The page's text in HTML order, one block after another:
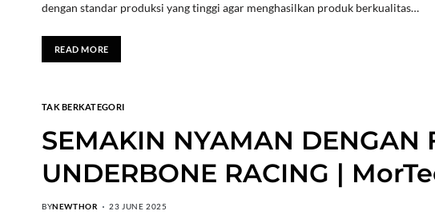
dengan standar produksi yang tinggi agar menghasilkan produk berkualitas…
READ MORE
TAK BERKATEGORI
SEMAKIN NYAMAN DENGAN
UNDERBONE RACING |
BYNEWTHOR 23 JUNE 2025